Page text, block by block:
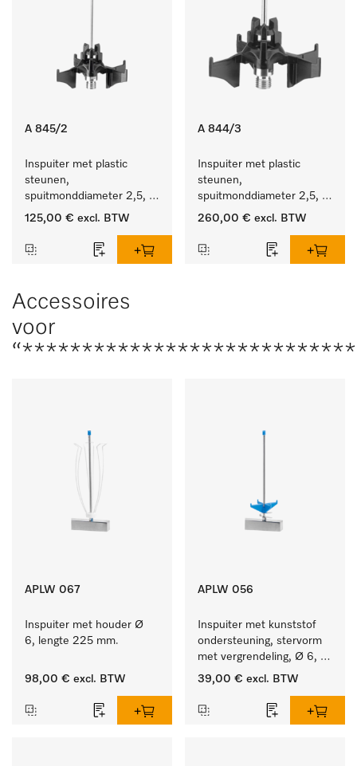
A 845/2
Inspuiter met plastic
steunen,
spuitmonddiameter 2,5,
lengte 125 mm, 10 stuks.
125,00 € excl. BTW
A 844/3
Inspuiter met plastic
steunen,
spuitmonddiameter 2,5,
lengte 80 mm, 20 stuks.
260,00 € excl. BTW
Accessoires
voor
APLW 067
Inspuiter met houder Ø
6, lengte 225 mm.
98,00 € excl. BTW
APLW 056
Inspuiter met kunststof
ondersteuning, stervorm
met vergrendeling, Ø 6,
lengte 225 mm.
39,00 € excl. BTW